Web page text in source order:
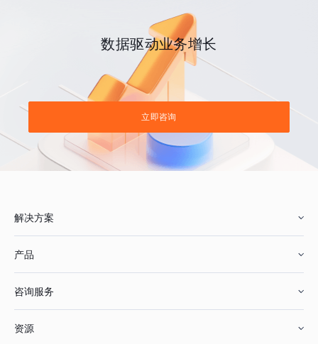
数据驱动业务增长
立即咨询
解决方案
鞋服行业
产品
咨询服务
资源